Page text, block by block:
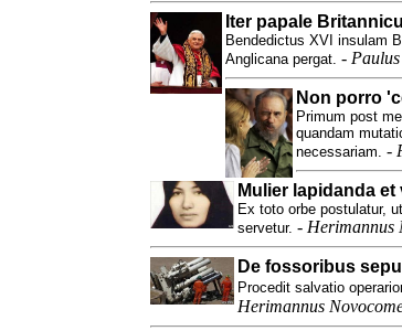
Iter papale
Bendedictus XVI insulam
Anglicana pergat. -
Non porro
Primum post
quandam
necessariam. -
Mulier lapidanda
Ex toto orbe postulatur,
servetur. - Herimannus
De fossoribus
Procedit salvatio
Herimannus